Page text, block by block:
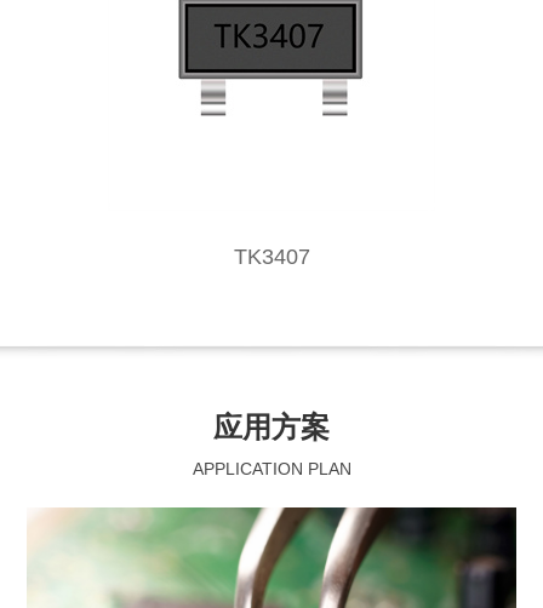
TK3407
应用方案
APPLICATION PLAN